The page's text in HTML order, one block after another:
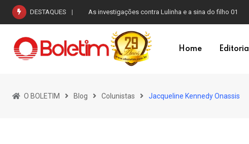
Skip
content
DESTAQUES Lula questiona debates eleitorais
Home Editorial
O BOLETIM Blog Colunistas Jacqueline Kennedy Onassis